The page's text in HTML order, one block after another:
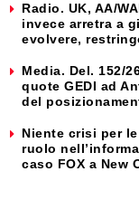
Radio. UK, AA/
invece arretra a
evolvere,
Media. Del. 152/
quote GEDI ad
del
Niente crisi per
ruolo
caso FOX a New